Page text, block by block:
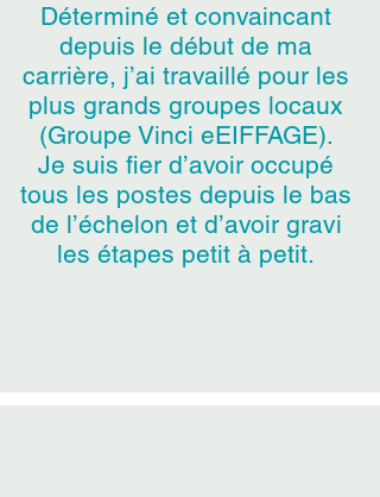
Déterminé et convaincant
depuis le début de ma
carrière, j’ai travaillé pour les
plus grands groupes locaux
(Groupe Vinci eEIFFAGE).
Je suis fier d’avoir occupé
tous les postes depuis le bas
de l’échelon et d’avoir gravi
les étapes petit à petit.